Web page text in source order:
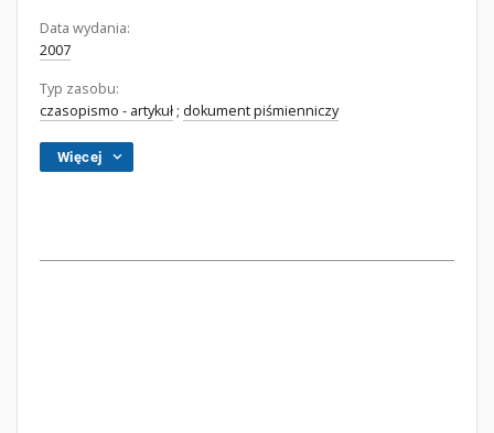
Data wydania:
2007
Typ zasobu:
czasopismo - artykuł ; dokument piśmienniczy
Więcej